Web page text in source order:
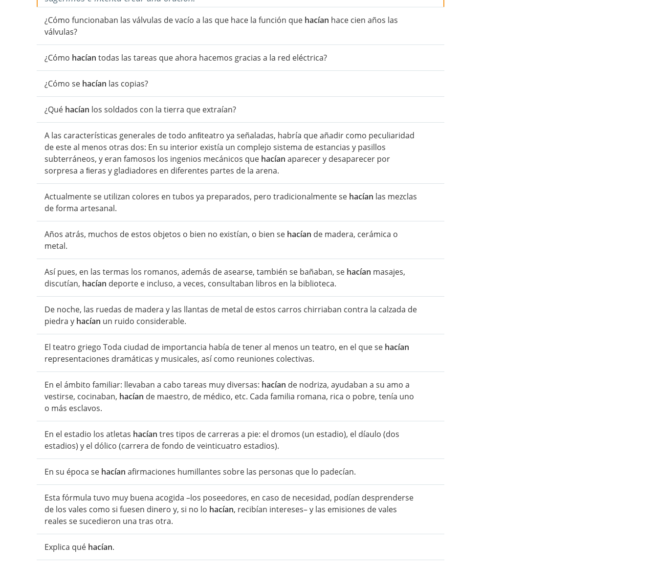
¿Cómo funcionaban las válvulas de vacío a las que hace la función que hacían hace cien años las
válvulas?
¿Cómo hacían todas las tareas que ahora hacemos gracias a la red eléctrica?
¿Cómo se hacían las copias?
¿Qué hacían los soldados con la tierra que extraían?
A las características generales de todo anﬁteatro ya señaladas, habría que añadir como peculiaridad
de este al menos otras dos: En su interior existía un complejo sistema de estancias y pasillos
subterráneos, y eran famosos los ingenios mecánicos que hacían aparecer y desaparecer por
sorpresa a ﬁeras y gladiadores en diferentes partes de la arena.
Actualmente se utilizan colores en tubos ya preparados, pero tradicionalmente se hacían las mezclas
de forma artesanal.
Años atrás, muchos de estos objetos o bien no existían, o bien se hacían de madera, cerámica o
metal.
Así pues, en las termas los romanos, además de asearse, también se bañaban, se hacían masajes,
discutían, hacían deporte e incluso, a veces, consultaban libros en la biblioteca.
De noche, las ruedas de madera y las llantas de metal de estos carros chirriaban contra la calzada de
piedra y hacían un ruido considerable.
El teatro griego Toda ciudad de importancia había de tener al menos un teatro, en el que se hacían
representaciones dramáticas y musicales, así como reuniones colectivas.
En el ámbito familiar: llevaban a cabo tareas muy diversas: hacían de nodriza, ayudaban a su amo a
vestirse, cocinaban, hacían de maestro, de médico, etc. Cada familia romana, rica o pobre, tenía uno
o más esclavos.
En el estadio los atletas hacían tres tipos de carreras a pie: el dromos (un estadio), el díaulo (dos
estadios) y el dólico (carrera de fondo de veinticuatro estadios).
En su época se hacían afirmaciones humillantes sobre las personas que lo padecían.
Esta fórmula tuvo muy buena acogida –los poseedores, en caso de necesidad, podían desprenderse
de los vales como si fuesen dinero y, si no lo hacían, recibían intereses– y las emisiones de vales
reales se sucedieron una tras otra.
Explica qué hacían.